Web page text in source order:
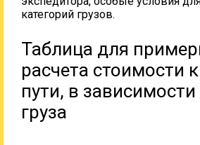
категорий грузов.
Таблица для
расчета стоимости
пути, в зависимости
груза